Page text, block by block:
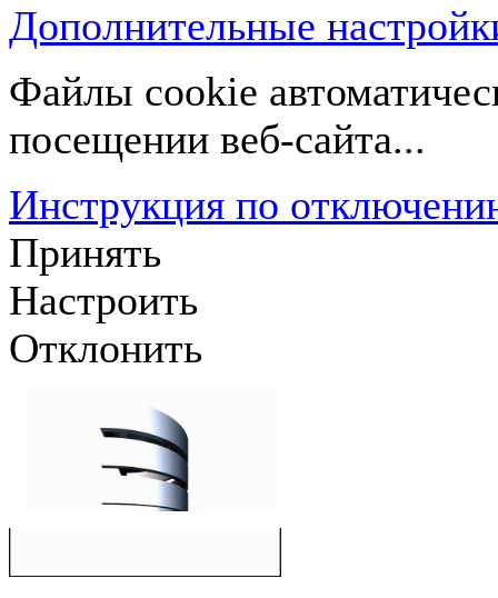
Дополнительные
Файлы cookie
посещении веб-сайта...
Инструкция по
Принять
Настроить
Отклонить